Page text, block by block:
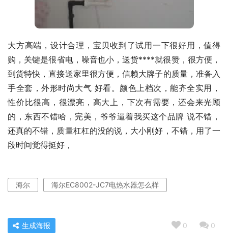
大方高端，设计合理，宝贝收到了试用一下很好用，值得
购，关键是很省电，噪音也小，送货****就很赞，很方便，
到货特快，直接送家里很方便，信赖大牌子的质量，准备入
手全套，外形时尚大气 好看。颜色上档次，能齐全实用，
性价比很高，很漂亮，高大上，下次有需要，还会来光顾
的，东西不错哈，完美，爷爷逼着我买这个品牌 说不错，
还真的不错，质量杠杠的没的说，大小刚好，不错，用了一
段时间觉得挺好，
海尔 海尔EC8002-JC7电热水器怎么样
0 0
生成海报